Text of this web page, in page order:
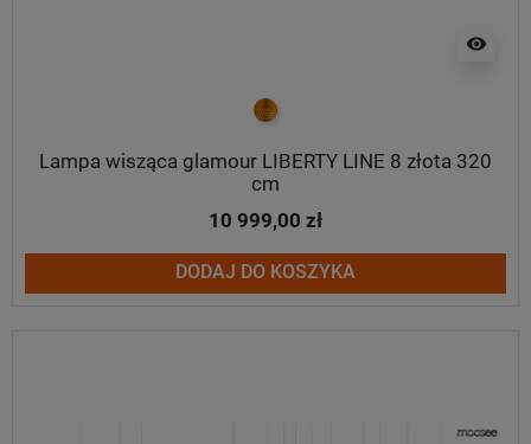
visibility
złoty
Lampa wisząca glamour LIBERTY LINE 8 złota 320
cm
10 999,00 zł
DODAJ DO KOSZYKA